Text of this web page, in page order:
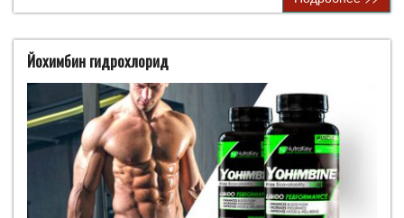
Йохимбин гидрохлорид